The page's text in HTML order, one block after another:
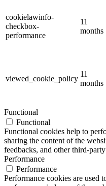
cookielawinfo-
checkbox-
performance
11
months
viewed_cookie_policy
11
months
Functional
Functional
Functional cookies help to
sharing the content of the
feedbacks, and other third-
Performance
Performance
Performance cookies are used